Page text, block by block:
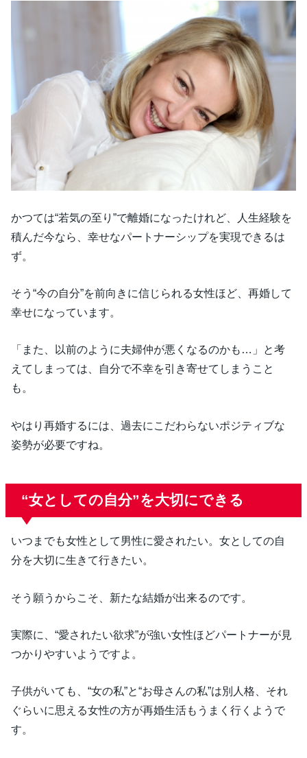
かつては“若気の至り”で離婚になったけれど、人生経験を
積んだ今なら、幸せなパートナーシップを実現できるは
ず。
そう“今の自分”を前向きに信じられる女性ほど、再婚して
幸せになっています。
「また、以前のように夫婦仲が悪くなるのかも…」と考
えてしまっては、自分で不幸を引き寄せてしまうこと
も。
やはり再婚するには、過去にこだわらないポジティブな
姿勢が必要ですね。
“女としての自分”を大切にできる
いつまでも女性として男性に愛されたい。女としての自
分を大切に生きて行きたい。
そう願うからこそ、新たな結婚が出来るのです。
実際に、“愛されたい欲求”が強い女性ほどパートナーが見
つかりやすいようですよ。
子供がいても、“女の私”と“お母さんの私”は別人格、それ
ぐらいに思える女性の方が再婚生活もうまく行くようで
す。